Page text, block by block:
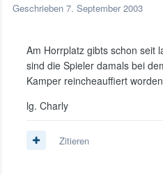
Geschrieben 7. September 2003
Am Horrplatz gibts schon seit
sind die Spieler damals bei
Kamper reincheauffiert
lg. Charly
Zitieren